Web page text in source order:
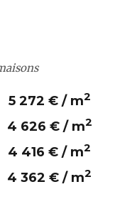
5 272 € / m2
4 626 € / m2
4 416 € / m2
4 362 € / m2